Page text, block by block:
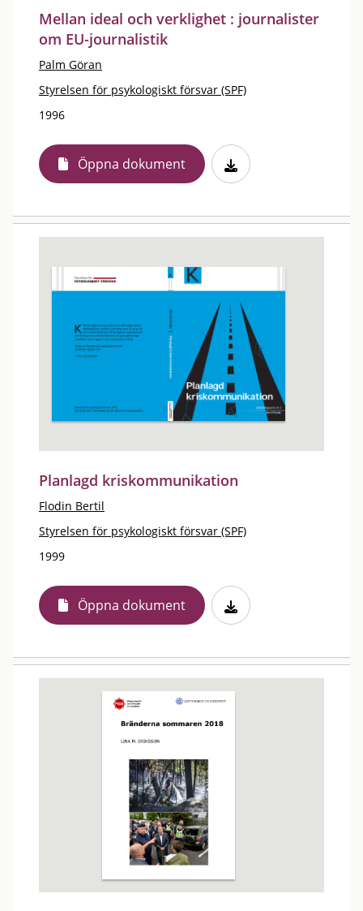
Mellan ideal och verklighet : journalister
om EU-journalistik
Palm Göran
Styrelsen för psykologiskt försvar (SPF)
1996
Öppna dokument
Planlagd kriskommunikation
Flodin Bertil
Styrelsen för psykologiskt försvar (SPF)
1999
Öppna dokument